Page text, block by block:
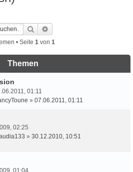
Suche
• Seite 1 von 1
Themen
01:11
» 07.06.2011, 01:11
02:25
» 30.12.2010, 10:51
01:04